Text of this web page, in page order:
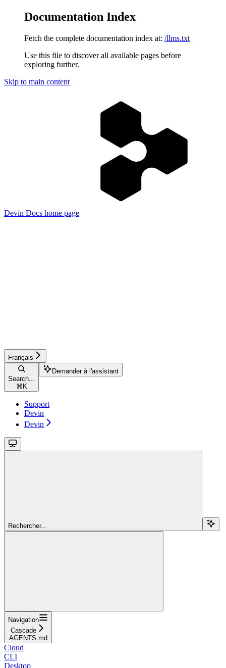
Documentation Index
Fetch the complete documentation index at: /llms.txt
Use this file to discover all available pages before
exploring further.
Skip to main content
Devin Docs home page
Français
Search...
⌘ K
Demander à l'assistant
Support
Devin
Devin
Rechercher...
Navigation
Cascade
AGENTS.md
Cloud
CLI
Desktop